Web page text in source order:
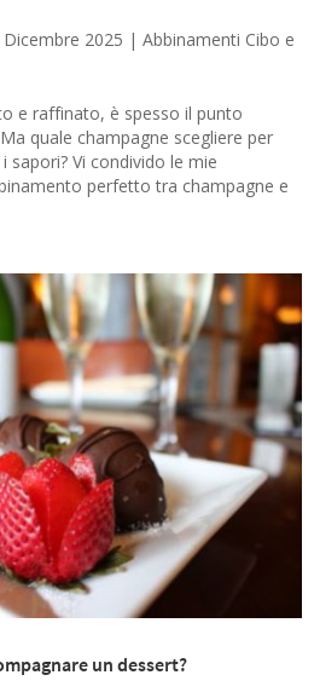
Dicembre 2025 | Abbinamenti Cibo e
e raffinato, è spesso il punto
quale champagne scegliere per
sapori? Vi condivido le mie
perfetto tra champagne e
un dessert?